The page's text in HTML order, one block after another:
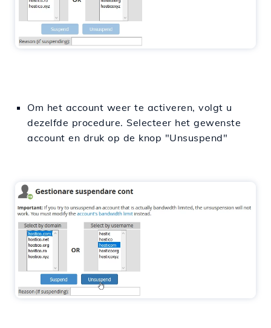
Om het account weer te activeren, volgt u
dezelfde procedure. Selecteer het gewenste
account en druk op de knop "Unsuspend"